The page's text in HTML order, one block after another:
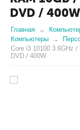
DVD / 400W
Главная
Компьютеры
Core i3 10100 3.6GHz
DVD / 400W